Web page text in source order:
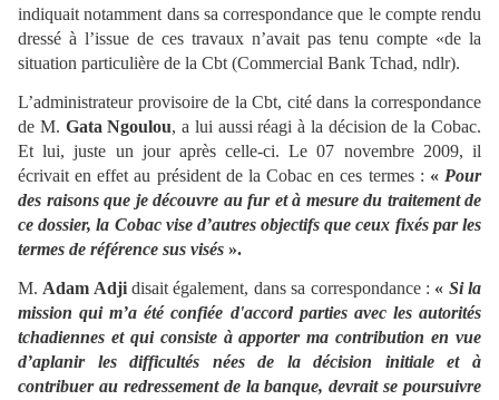
indiquait notamment dans sa correspondance que le compte rendu
dressé à l’issue de ces travaux n’avait pas tenu compte «de la
situation particulière de la Cbt (Commercial Bank Tchad, ndlr).
L’administrateur provisoire de la Cbt, cité dans la correspondance
de M. Gata Ngoulou, a lui aussi réagi à la décision de la Cobac.
Et lui, juste un jour après celle-ci. Le 07 novembre 2009, il
écrivait en effet au président de la Cobac en ces termes : « Pour
des raisons que je découvre au fur et à mesure du traitement de
ce dossier, la Cobac vise d’autres objectifs que ceux fixés par les
termes de référence sus visés ».
M.Adam Adjidisait également, dans sa correspondance : « Si la
mission qui m’a été confiée d'accord parties avec les autorités
tchadiennes et qui consiste à apporter ma contribution en vue
d’aplanir les difficultés nées de la décision initiale et à
contribuer au redressement de la banque, devrait se poursuivre